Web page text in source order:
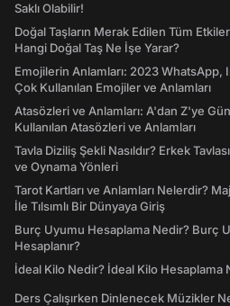
Saklı Olabilir!
Doğal Taşların Merak Edilen Tüm
Hangi Doğal Taş Ne İşe Yarar?
Emojilerin Anlamları: 2023 WhatsApp,
Çok Kullanılan Emojiler ve Anlamları
Atasözleri ve Anlamları: A'dan Z'ye
Kullanılan Atasözleri ve Anlamları
Tavla Diziliş Şekli Nasıldır? Erkek
ve Oynama Yönleri
Tarot Kartları ve Anlamları Nelerdir?
İle Tılsımlı Bir Dünyaya Giriş
Burç Uyumu Hesaplama Nedir? Burç
Hesaplanır?
İdeal Kilo Nedir? İdeal Kilo Hesaplama
Ders Çalışırken Dinlenecek Müzikler